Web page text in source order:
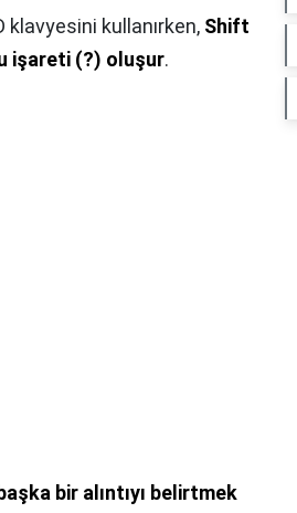
klavyesini kullanırken, Shift
işareti (?) oluşur.
bir alıntıyı belirtmek